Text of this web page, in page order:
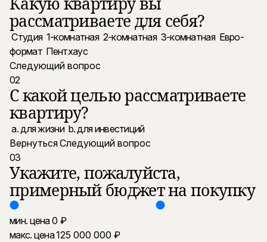
рассматриваете для себя?
Студия 1-комнатная 2-комнатная 3-комнатная Евро-
формат Пентхаус
Следующий вопрос
02
С какой целью рассматриваете
квартиру?
a. для жизни b. для инвестиций
ВернутьсяСледующий вопрос
03
Укажите, пожалуйста,
примерный бюджет на покупку
мин. цена
макс. цена